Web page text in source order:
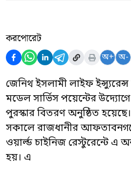
করপোরেট
অ+ অ-
জেনিথ ইসলামী লাইফ
মডেল সার্ভিস পয়েন্টের উদ্যোগে
পুরস্কার বিতরণ অনুষ্ঠিত
সকালে রাজধানীর
ওয়ার্ল্ড চাইনিজ রেস্টুরেন্টে
হয়। এ